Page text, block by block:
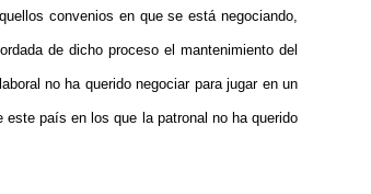
convenios en que se está negociando,
de dicho proceso el mantenimiento del
no ha querido negociar para jugar en un
país en los que la patronal no ha querido